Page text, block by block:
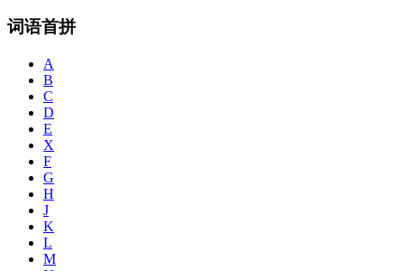
词语首拼
A
B
C
D
E
X
F
G
H
J
K
L
M